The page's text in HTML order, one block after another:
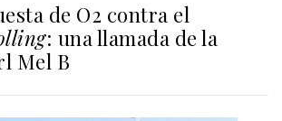
de O2 contra el
: una llamada de la
Mel B